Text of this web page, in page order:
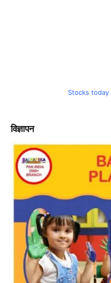
Stocks today
विज्ञापन